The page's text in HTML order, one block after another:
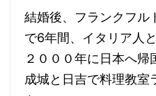
結婚後、フランクフル
で6年間、イタリア人
２０００年に日本へ帰
成城と日吉で料理教室